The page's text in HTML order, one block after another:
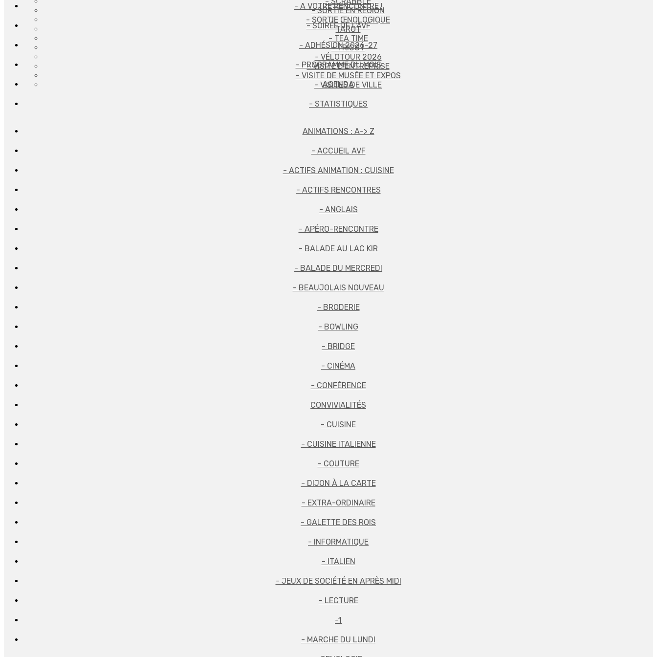
- SORTIE EN RÉGION
- SORTIE ŒNOLOGIQUE
TAROT
- TEA TIME
- TRICOT
- VÉLOTOUR 2026
- VISITE D'ENTREPRISE
- VISITE DE MUSÉE ET EXPOS
- VISITES DE VILLE
- A VOTRE RENCONTRE !
- SOIRÉE DE L'AVF
- ADHÉSION 2026-27
- PROGRAMME DU MOIS
AGENDA
- STATISTIQUES
ANIMATIONS : A-> Z
- ACCUEIL AVF
- ACTIFS ANIMATION : CUISINE
- ACTIFS RENCONTRES
- ANGLAIS
- APÉRO-RENCONTRE
- BALADE AU LAC KIR
- BALADE DU MERCREDI
- BEAUJOLAIS NOUVEAU
- BRODERIE
- BOWLING
- BRIDGE
- CINÉMA
- CONFÉRENCE
CONVIVIALITÉS
- CUISINE
- CUISINE ITALIENNE
- COUTURE
- DIJON À LA CARTE
- EXTRA-ORDINAIRE
- GALETTE DES ROIS
- INFORMATIQUE
- ITALIEN
- JEUX DE SOCIÉTÉ EN APRÈS MIDI
- LECTURE
-1
- MARCHE DU LUNDI